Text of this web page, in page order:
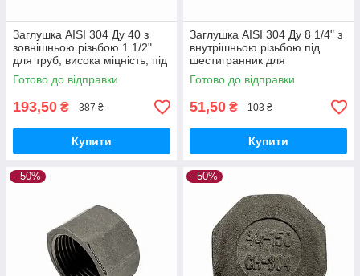
Заглушка AISI 304 Ду 40 з
зовнішньою різьбою 1 1/2"
для труб, висока міцність, під
ключ
Готово до відправки
193,50 ₴ 387 ₴
Купити
Заглушка AISI 304 Ду 8 1/4" з
внутрішньою різьбою під
шестигранник для
трубопроводів, нержавіюча
сталь
Готово до відправки
51,50 ₴ 103 ₴
Купити
–50% –50%